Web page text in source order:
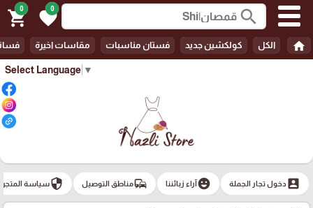
Select Language ▼
search
0
favorite
0
shopping_cart
home الكل كولكشين جديد فستان مناسبات مقاسات اخيرة
account_boxدخول تجار الجملة emoji_emotionsآراء زبائننا commuteمناطق التوصيل securityسياسة المتجر